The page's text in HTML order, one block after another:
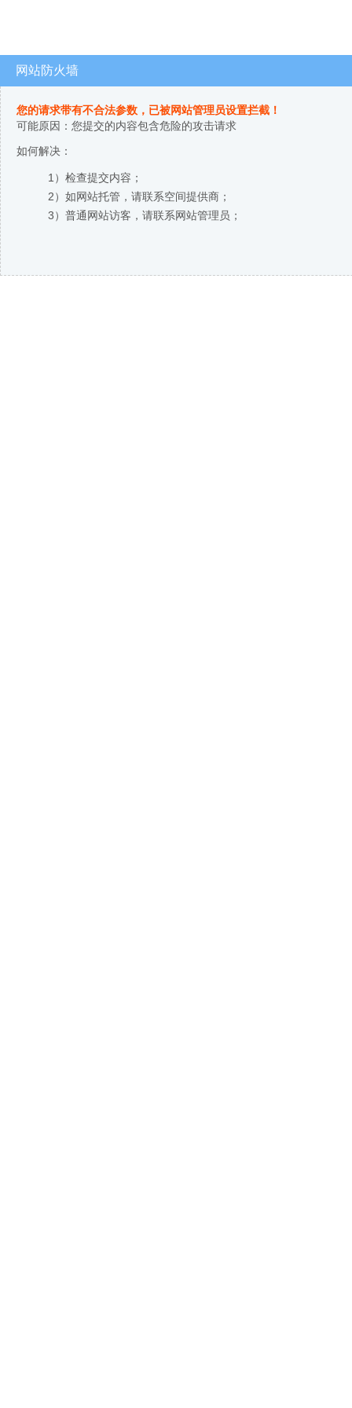
网站防火墙
您的请求带有不合法参数，已被网站管理员设置拦截！
可能原因：您提交的内容包含危险的攻击请求
如何解决：
1）检查提交内容；
2）如网站托管，请联系空间提供商；
3）普通网站访客，请联系网站管理员；